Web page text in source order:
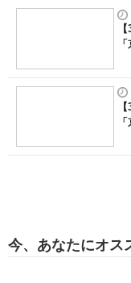
今、あなたにオス